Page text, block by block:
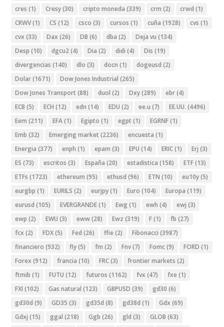
cres (1) Cresy(30) cripto moneda (339) crm (2) crwd (1)
CRWV(1) CS (12) csco (3) cursos (1) cuña (1928) cvs (1)
cvx (33) Dax (26) DB (6) dba (2) Deja vu (134)
Desp (10) dgcu2(4) Dia (2) didi (4) Dis (19)
divergencias (140) dlo (3) docn (1) dogeusd (2)
Dolar(1671) Dow Jones Industrial (265)
Dow Jones Transport (88) duol (2) Dxy(289) ebr(4)
ECB (5) ECH (12) edn (14) EDU (2) ee.u (7) EE.UU. (4496)
Eem (211) EFA(1) Egipto (1) egpt (1) EGRNF(1)
Emb (32) Emerging market (2236) encuesta (1)
Energia (377) enph (1) epam (3) EPU (14) ERIC(1) Erj (3)
ES (73) escritos (3) España (20) estadistica (158) ETF(13)
ETFs (1723) ethereum (95) ethusd (96) ETN (10) eu10y(5)
eurgbp (1) EURILS (2) eurjpy(1) Euro (104) Europa (119)
eurusd (105) EVERGRANDE(1) Ewg (1) ewh (4) ewj (3)
ewp (2) EWU (3) eww(28) Ewz (319) F(1) fb (27)
fcx (2) FDX(5) Fed (26) ffie (2) Fibonacci (3987)
financiero (932) fly(5) fm (2) Fnv(7) Fomc(9) FORD (1)
Forex (912) francia (10) FRC(3) frontier markets (2)
ftmib (1) FUTU (12) futuros (1162) fvx (47) fxe (1)
FXI (102) Gas natural (123) GBPUSD (39) gd30 (6)
gd30d (9) GD35 (3) gd35d (8) gd38d (1) Gdx (69)
Gdxj (15) ggal (218) Ggb (26) gld (3) GLOB (63)